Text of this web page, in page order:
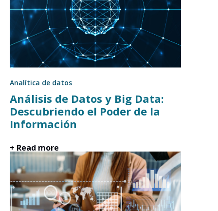
Analítica de datos
Análisis de Datos y Big Data:
Descubriendo el Poder de la
Información
+ Read more